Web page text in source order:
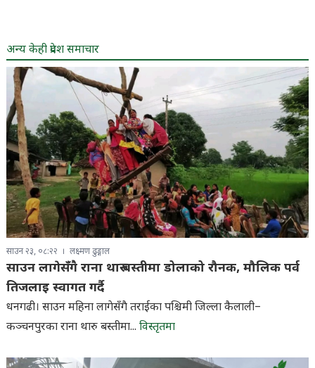
अन्य केही प्रदेश समाचार
साउन २३, ०८:२२ लक्ष्मण ढुङ्गाल
साउन लागेसँगै राना थारु बस्तीमा डोलाको रौनक, मौलिक पर्व
तिजलाइ स्वागत गर्दै
धनगढी। साउन महिना लागेसँगै तराईका पश्चिमी जिल्ला कैलाली–
कञ्चनपुरका राना थारु बस्तीमा... विस्तृतमा